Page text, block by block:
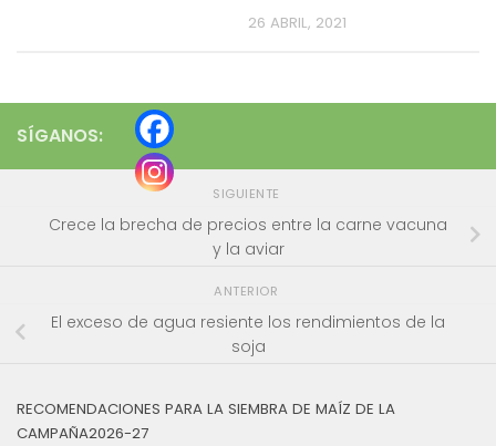
26 ABRIL, 2021
SÍGANOS:
SIGUIENTE
Crece la brecha de precios entre la carne vacuna
y la aviar
ANTERIOR
El exceso de agua resiente los rendimientos de la
soja
RECOMENDACIONES PARA LA SIEMBRA DE MAÍZ DE LA
CAMPAÑA2026-27